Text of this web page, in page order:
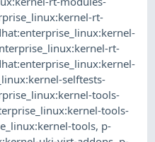
rt-
rt-
selftests-
tools-
tools-
tools, p-